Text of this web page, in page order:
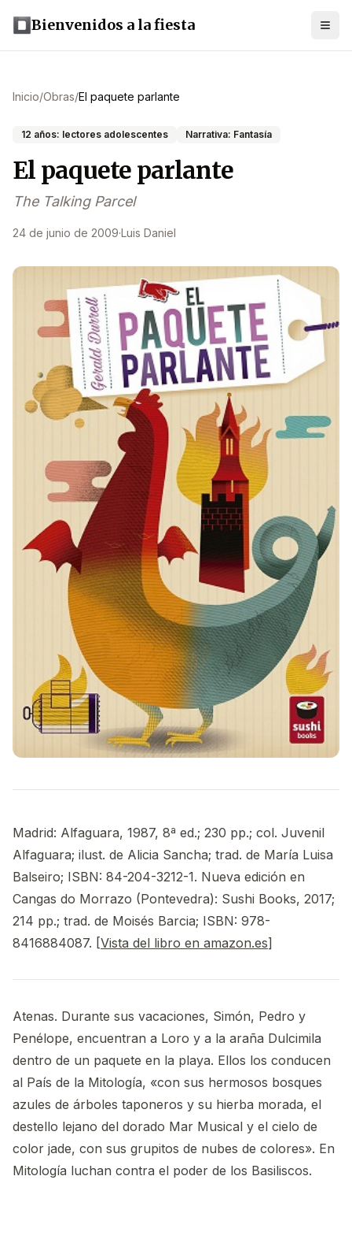
Bienvenidos a la fiesta
Inicio/Obras/El paquete parlante
12 años: lectores adolescentes Narrativa: Fantasía
El paquete parlante
The Talking Parcel
24 de junio de 2009·Luis Daniel
Madrid: Alfaguara, 1987, 8ª ed.; 230 pp.; col. Juvenil
Alfaguara; ilust. de Alicia Sancha; trad. de María Luisa
Balseiro; ISBN: 84-204-3212-1. Nueva edición en
Cangas do Morrazo (Pontevedra): Sushi Books, 2017;
214 pp.; trad. de Moisés Barcia; ISBN: 978-
8416884087. [Vista del libro en amazon.es]
Atenas. Durante sus vacaciones, Simón, Pedro y
Penélope, encuentran a Loro y a la araña Dulcimila
dentro de un paquete en la playa. Ellos los conducen
al País de la Mitología, «con sus hermosos bosques
azules de árboles taponeros y su hierba morada, el
destello lejano del dorado Mar Musical y el cielo de
color jade, con sus grupitos de nubes de colores». En
Mitología luchan contra el poder de los Basiliscos.